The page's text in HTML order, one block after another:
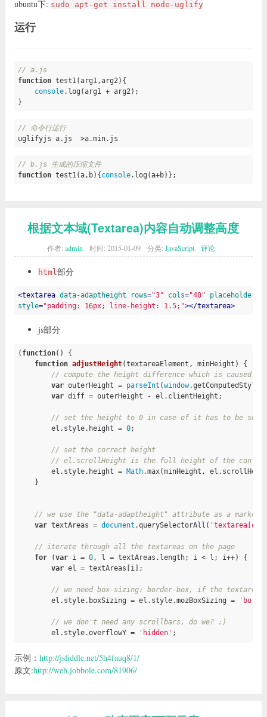
ubuntu下: sudo apt-get install node-uglify
运行
// a.js
function test1(arg1,arg2) {
console.log(arg1 + arg2);
}
// 命令行运行
uglifyjs a.js  >a.min.js
// b.js 生成的压缩文件
function test1(a,b) { console.log(a+b)};
根据文本域(Textarea)内容自动调整高度
作者: admin 时间: 2015-01-09 分类: JavaScript 评论
html部分
<textarea data-adaptheight rows="3" cols="40" placeholder
style="padding: 16px; line-height: 1.5;"></textarea>
js部分
( function()
{
function adjustHeight(textareaElement, minHeight)
{
// compute the height difference which is caused
var outerHeight = parseInt (window
var diff = outerHeight - el.clientHeight;
// set the height to 0 in case of it has to be
        el.style.height =
0;
// set the correct height
// el.scrollHeight is the full height of the
        el.style.height =
Math.max(minHeight,
    }
// we use the "data-adaptheight" attribute as a marker
var textAreas = document .querySelectorAll(
// iterate through all the textareas on the page
for (var i = 0, l = textAreas.length; i < l; i++) {
var el = textAreas[i];
// we need box-sizing: border-box, if the textarea
        el.style.boxSizing = el.style.mozBoxSizing =
// we don't need any scrollbars, do we? :)
        el.style.overflowY =
'hidden' ;
// the minimum height initiated through the "rows"
var
minHeight = el.scrollHeight;
示例： http://jsfiddle.net/5h4fauq8/1/
原文:http://web.jobbole.com/81906/